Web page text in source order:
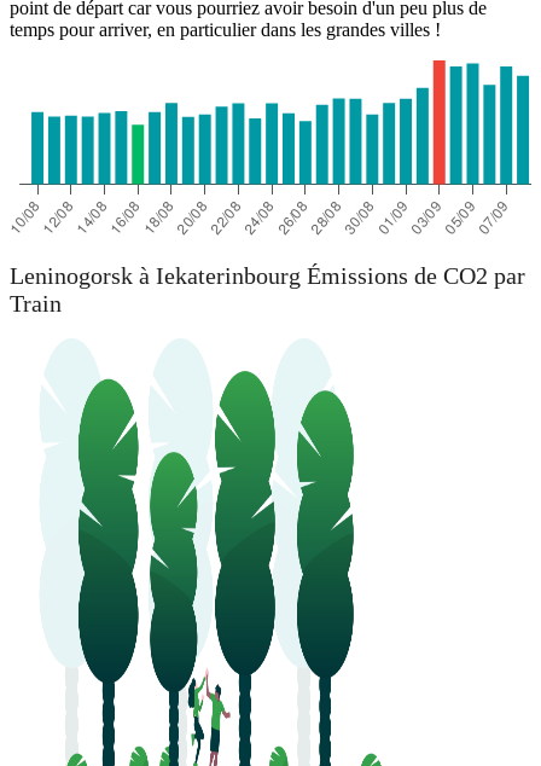
point de départ car vous pourriez avoir besoin d'un peu plus de
temps pour arriver, en particulier dans les grandes villes !
Leninogorsk à Iekaterinbourg Émissions de CO2 par
Train